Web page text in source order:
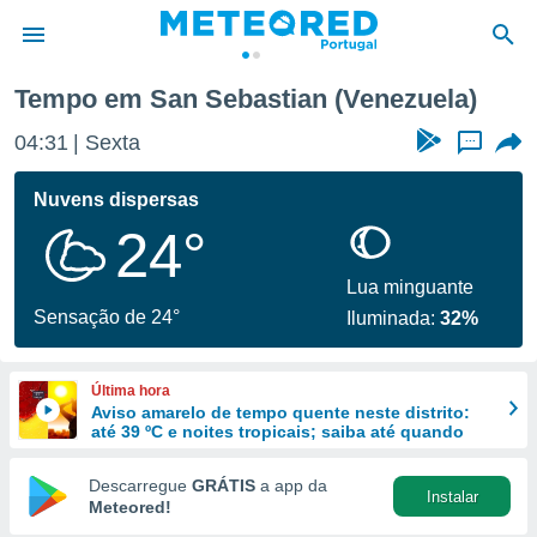
da
foi
fornecidas
a este
das
e
forma
digital
Tempo em San Sebastian (Venezuela)
04:31 Sexta ...
Nuvens dispersas
24°
Sensação de 24°
Lua minguante
Iluminada:32%
Última hora
Aviso amarelo de tempo quente neste distrito:
até 39 ºC e noites tropicais; saiba até quando
Descarregue GRÁTIS a app da
Meteored!
Instalar